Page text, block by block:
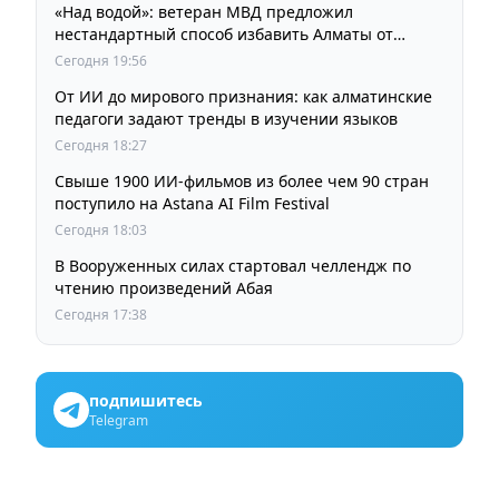
«Над водой»: ветеран МВД предложил
нестандартный способ избавить Алматы от
пробок и смога
Сегодня 19:56
От ИИ до мирового признания: как алматинские
педагоги задают тренды в изучении языков
Сегодня 18:27
Свыше 1900 ИИ-фильмов из более чем 90 стран
поступило на Astana AI Film Festival
Сегодня 18:03
В Вооруженных силах стартовал челлендж по
чтению произведений Абая
Сегодня 17:38
подпишитесь
Telegram